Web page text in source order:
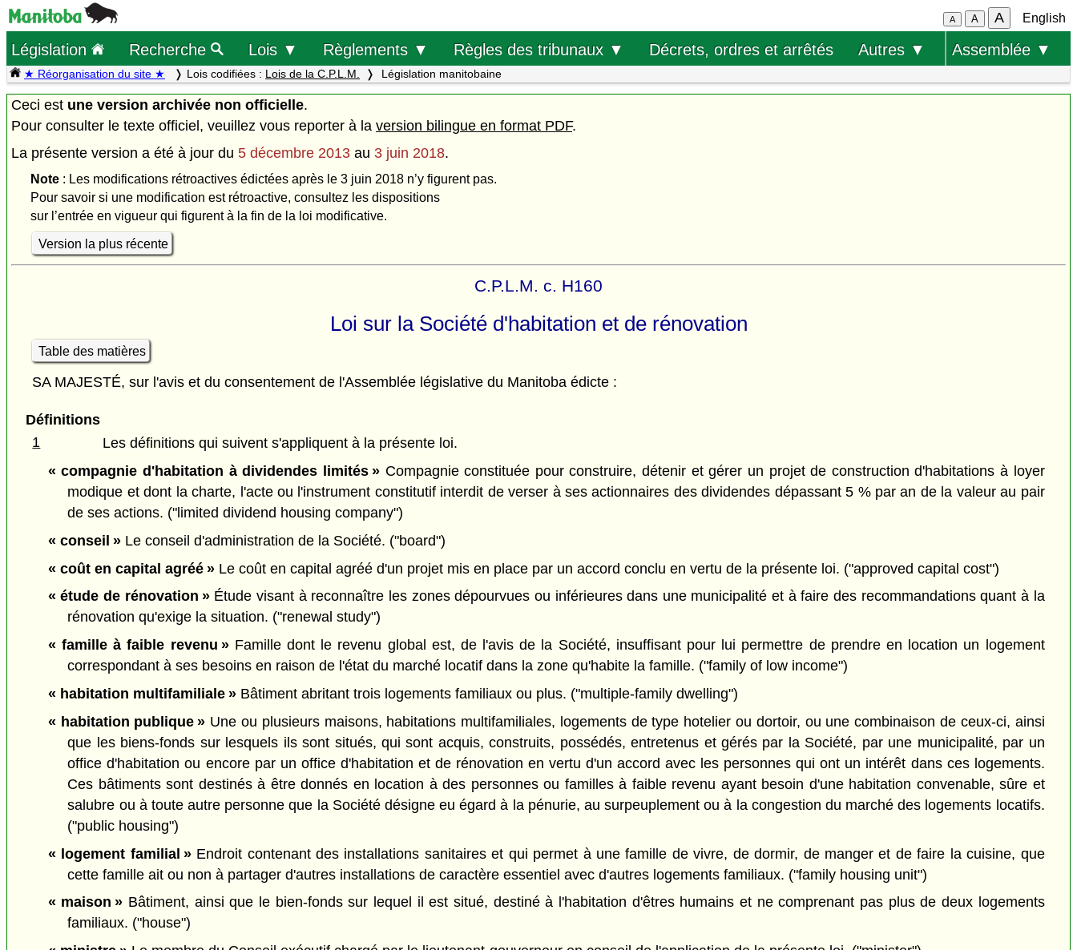
A A A English
Législation Recherche Lois ▼ Règlements ▼ Règles des tribunaux ▼ Décrets, ordres et arrêtés Autres ▼ Assemblée ▼
★ Réorganisation du site ★ Lois codifiées : Lois de la C.P.L.M. Législation manitobaine
Ceci est une version archivée non officielle.
Pour consulter le texte officiel, veuillez vous reporter à la version bilingue en format PDF.
La présente version a été à jour du 5 décembre 2013 au 3 juin 2018.
Note: Les modifications rétroactives édictées après le 3 juin 2018 n’y figurent pas.
Pour savoir si une modification est rétroactive, consultez les dispositions
sur l’entrée en vigueur qui figurent à la fin de la loi modificative.
Version la plus récente
C.P.L.M. c. H160
Loi sur la Société d'habitation et de rénovation
Table des matières
SA MAJESTÉ, sur l'avis et du consentement de l'Assemblée législative du Manitoba édicte :
Définitions
1
Les définitions qui suivent s'appliquent à la présente loi.
« compagnie d'habitation à dividendes limités »Compagnie constituée pour construire, détenir et gérer un projet de construction d'habitations à loyer
modique et dont la charte, l'acte ou l'instrument constitutif interdit de verser à ses actionnaires des dividendes dépassant 5 % par an de la valeur au pair
de ses actions. ("limited dividend housing company")
« conseil »Le conseil d'administration de la Société. ("board")
« coût en capital agréé »Le coût en capital agréé d'un projet mis en place par un accord conclu en vertu de la présente loi. ("approved capital cost")
« étude de rénovation »Étude visant à reconnaître les zones dépourvues ou inférieures dans une municipalité et à faire des recommandations quant à la
rénovation qu'exige la situation. ("renewal study")
« famille à faible revenu »Famille dont le revenu global est, de l'avis de la Société, insuffisant pour lui permettre de prendre en location un logement
correspondant à ses besoins en raison de l'état du marché locatif dans la zone qu'habite la famille. ("family of low income")
« habitation multifamiliale »Bâtiment abritant trois logements familiaux ou plus. ("multiple-family dwelling")
« habitation publique » Une ou plusieurs maisons, habitations multifamiliales, logements de type hotelier ou dortoir, ou une combinaison de ceux-ci, ainsi
que les biens-fonds sur lesquels ils sont situés, qui sont acquis, construits, possédés, entretenus et gérés par la Société, par une municipalité, par un
office d'habitation ou encore par un office d'habitation et de rénovation en vertu d'un accord avec les personnes qui ont un intérêt dans ces logements.
Ces bâtiments sont destinés à être donnés en location à des personnes ou familles à faible revenu ayant besoin d'une habitation convenable, sûre et
salubre ou à toute autre personne que la Société désigne eu égard à la pénurie, au surpeuplement ou à la congestion du marché des logements locatifs.
("public housing")
« logement familial »Endroit contenant des installations sanitaires et qui permet à une famille de vivre, de dormir, de manger et de faire la cuisine, que
cette famille ait ou non à partager d'autres installations de caractère essentiel avec d'autres logements familiaux. ("family housing unit")
« maison » Bâtiment, ainsi que le bien-fonds sur lequel il est situé, destiné à l'habitation d'êtres humains et ne comprenant pas plus de deux logements
familiaux. ("house")